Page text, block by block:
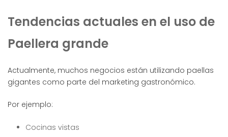
Tendencias actuales en el uso de
Paellera grande
Actualmente, muchos negocios están utilizando paellas
gigantes como parte del marketing gastronómico.
Por ejemplo:
Cocinas vistas